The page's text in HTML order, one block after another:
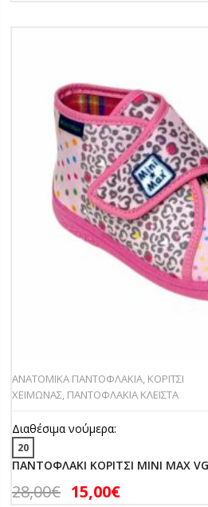
ΑΝΑΤΟΜΙΚΑ ΠΑΝΤΟΦΛΑΚΙΑ, ΚΟΡΙΤΣΙ
ΧΕΙΜΩΝΑΣ, ΠΑΝΤΟΦΛΑΚΙΑ ΚΛΕΙΣΤΑ
Διαθέσιμα νούμερα:
20
ΠΑΝΤΟΦΛΑΚΙ ΚΟΡΙΤΣΙ MINI MAX
28,00€ 15,00€